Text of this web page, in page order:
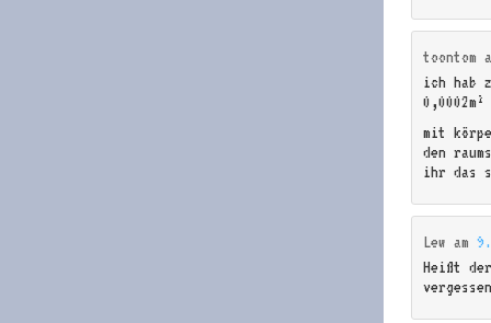
toontom
ich hab
mit
den
ihr das
Lew am
Heißt